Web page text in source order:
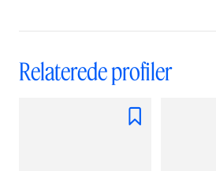
Relaterede profiler
